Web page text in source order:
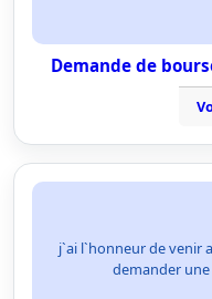
Demande de
j`ai l`honneur de venir
demander